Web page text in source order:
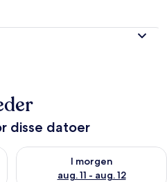
disse datoer
10 - aug. 11
I morgen
aug. 11 - aug. 12
Tjek tilgængelighed for i